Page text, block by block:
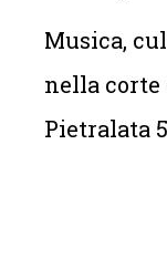
Musica,
nella corte
Pietralata